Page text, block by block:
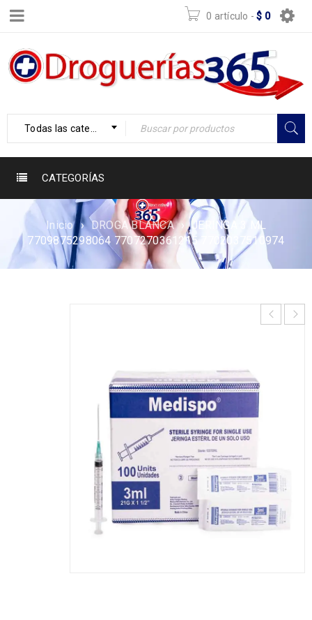
0 artículo - $ 0
Todas las categorías
CATEGORÍAS
Inicio › DROGA BLANCA ›
JERINGA 3 ML
7709875298064 7707270361215 7702037510974